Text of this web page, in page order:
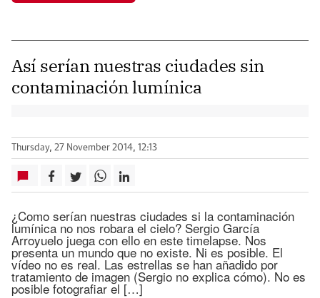
Así serían nuestras ciudades sin
contaminación lumínica
Thursday, 27 November 2014, 12:13
¿Como serían nuestras ciudades si la contaminación
lumínica no nos robara el cielo? Sergio García
Arroyuelo juega con ello en este timelapse. Nos
presenta un mundo que no existe. Ni es posible. El
vídeo no es real. Las estrellas se han añadido por
tratamiento de imagen (Sergio no explica cómo). No es
posible fotografiar el […]